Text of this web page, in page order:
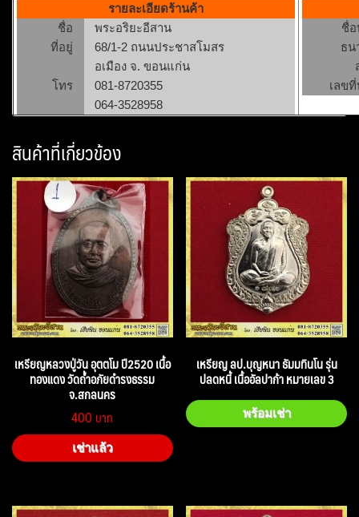
รายละเอียดร้านค้า
ชื่อ
พระอริยะอีสาน
ที่อยู่
68/1-2 ถนนประชาสโมสร
อเมือง จ. ขอนแก่น
โทร
081-8720355
064-3528958
ชื่
ธน
เลข
สินค้าที่เกี่ยวข้อง
เหรียญหลวงปู่วัน อุตตโม ปี2520 เนื้อ
ทองแดง วัดถ้ำอภัยดำรงธรรม
จ.สกลนคร
400
เช่าแล้ว
เหรียญ ลป.บุญหนา ธัมมทินโน รุ่น
ปลดหนี้ เนื้ออัลปาก้า หมายเลข 3
พร้อมเช่า